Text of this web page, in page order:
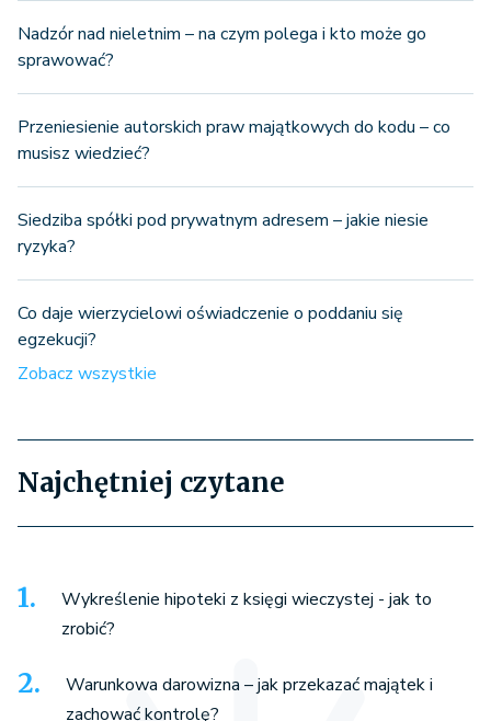
Nadzór nad nieletnim – na czym polega i kto może go
sprawować?
Przeniesienie autorskich praw majątkowych do kodu – co
musisz wiedzieć?
Siedziba spółki pod prywatnym adresem – jakie niesie
ryzyka?
Co daje wierzycielowi oświadczenie o poddaniu się
egzekucji?
Zobacz wszystkie
Najchętniej czytane
Wykreślenie hipoteki z księgi wieczystej - jak to
zrobić?
Warunkowa darowizna – jak przekazać majątek i
zachować kontrolę?